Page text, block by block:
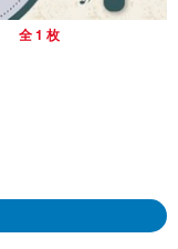
全 1 枚